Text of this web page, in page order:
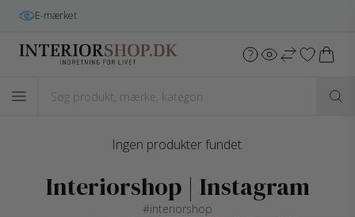
E-mærket
Ingen produkter fundet.
Interiorshop | Instagram
#interiorshop